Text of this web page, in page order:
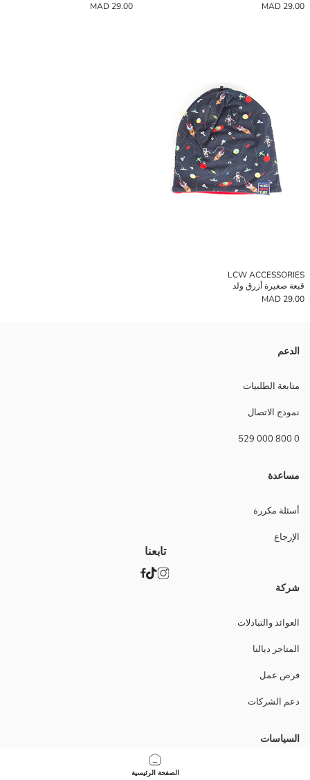
الصفحة الرئيسية
29.00 MAD
29.00 MAD
LCW ACCESSORIES
قبعة صغيرة أزرق ولد
29.00 MAD
الدعم
متابعة الطلبيات
نموذج الاتصال
0 800 000 529
مساعدة
أسئلة مكررة
الإرجاع
شركة
العوائد والتبادلات
المتاجر ديالنا
فرص عمل
دعم الشركات
السياسات
تابعنا